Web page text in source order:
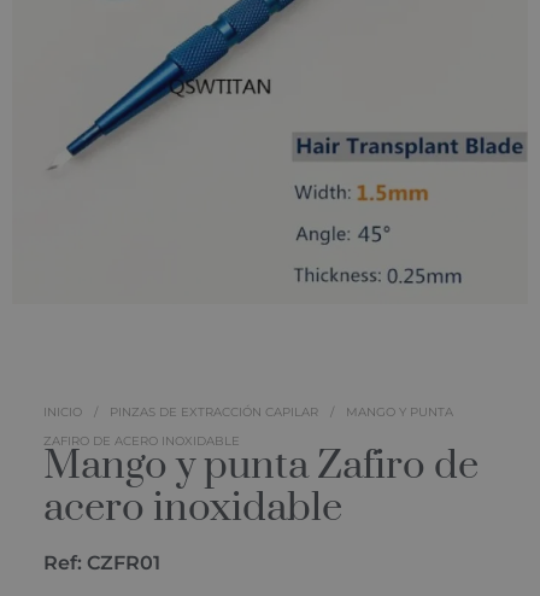
INICIO / PINZAS DE EXTRACCIÓN CAPILAR /
MANGO Y PUNTA
ZAFIRO DE ACERO INOXIDABLE
Mango y punta Zafiro de
acero inoxidable
Ref: CZFR01